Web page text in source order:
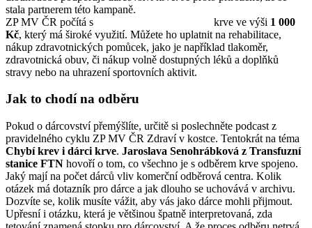
stala partnerem této kampaně.
ZP MV ČR počítá s
krve ve výši 1 000
Kč, který má široké využití. Můžete ho uplatnit na rehabilitace,
nákup zdravotnických pomůcek, jako je například tlakoměr,
zdravotnická obuv, či nákup volně dostupných léků a doplňků
stravy nebo na uhrazení sportovních aktivit.
Jak to chodí na odběru
Pokud o dárcovství přemýšlíte, určitě si poslechněte podcast z
pravidelného cyklu ZP MV ČR Zdraví v kostce. Tentokrát na téma
Chybí krev i dárci krve. Jaroslava Senohrábková z Transfuzní
stanice FTN hovoří o tom, co všechno je s odběrem krve spojeno.
Jaký mají na počet dárců vliv komerční odběrová centra. Kolik
otázek má dotazník pro dárce a jak dlouho se uchovává v archivu.
Dozvíte se, kolik musíte vážit, aby vás jako dárce mohli přijmout.
Upřesní i otázku, která je většinou špatně interpretovaná, zda